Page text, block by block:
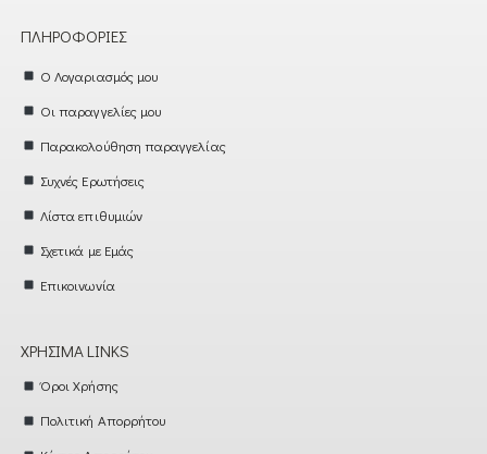
ΠΛΗΡΟΦΟΡΊΕΣ
Ο Λογαριασμός μου
Οι παραγγελίες μου
Παρακολούθηση παραγγελίας
Συχνές Ερωτήσεις
Λίστα επιθυμιών
Σχετικά με Εμάς
Επικοινωνία
ΧΡΉΣΙΜΑ LINKS
Όροι Χρήσης
Πολιτική Απορρήτου